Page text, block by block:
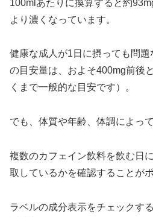
100mlあたりに換算すると約
より濃くなっています。
健康な成人が1日に摂っても問
の目安量は、およそ400mg前後
くまで一般的な目安です）。
でも、体質や年齢、体調によっ
複数のカフェイン飲料を飲む日
取しているかを確認することが
ラベルの成分表示をチェックす